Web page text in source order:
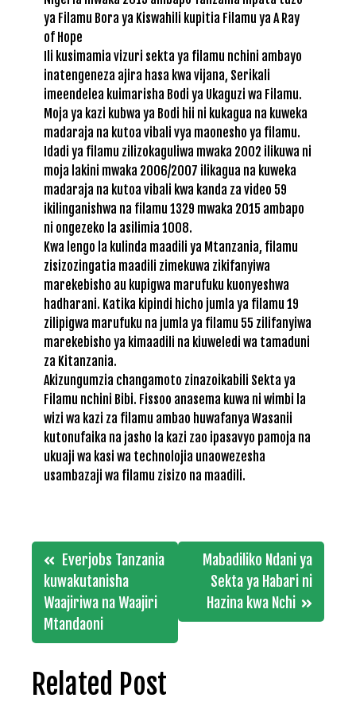
ya Filamu Bora ya Kiswahili kupitia Filamu ya A Ray
of Hope
Ili kusimamia vizuri sekta ya filamu nchini ambayo
inatengeneza ajira hasa kwa vijana, Serikali
imeendelea kuimarisha Bodi ya Ukaguzi wa Filamu.
Moja ya kazi kubwa ya Bodi hii ni kukagua na kuweka
madaraja na kutoa vibali vya maonesho ya filamu.
Idadi ya filamu zilizokaguliwa mwaka 2002 ilikuwa ni
moja lakini mwaka 2006/2007 ilikagua na kuweka
madaraja na kutoa vibali kwa kanda za video 59
ikilinganishwa na filamu 1329 mwaka 2015 ambapo
ni ongezeko la asilimia 1008.
Kwa lengo la kulinda maadili ya Mtanzania, filamu
zisizozingatia maadili zimekuwa zikifanyiwa
marekebisho au kupigwa marufuku kuonyeshwa
hadharani. Katika kipindi hicho jumla ya filamu 19
zilipigwa marufuku na jumla ya filamu 55 zilifanyiwa
marekebisho ya kimaadili na kiuweledi wa tamaduni
za Kitanzania.
Akizungumzia changamoto zinazoikabili Sekta ya
Filamu nchini Bibi. Fissoo anasema kuwa ni wimbi la
wizi wa kazi za filamu ambao huwafanya Wasanii
kutonufaika na jasho la kazi zao ipasavyo pamoja na
ukuaji wa kasi wa technolojia unaowezesha
usambazaji wa filamu zisizo na maadili.
Post
navigation
Everjobs Tanzania
kuwakutanisha
Waajiriwa na Waajiri
Mtandaoni
Mabadiliko Ndani ya
Sekta ya Habari ni
Hazina kwa Nchi
Related Post